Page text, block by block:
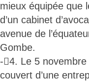
mieux équipée que
d’un cabinet
avenue de
Gombe.
-4. Le 5
couvert d’une